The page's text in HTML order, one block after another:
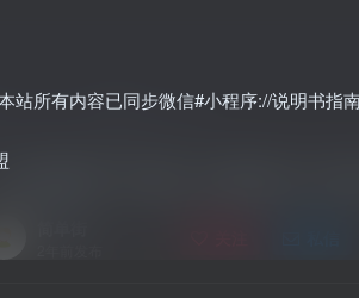
站所有内容已同步微信#小程序://说明书指
小学 小学数学 正文
级数学下册8.2小数的大小比